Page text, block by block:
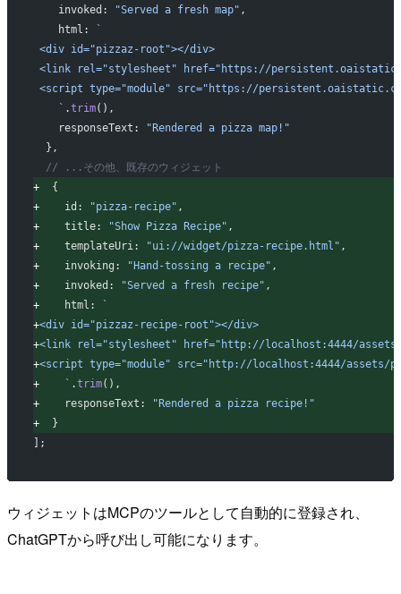
   invoked:
"Served a fresh map" ,
   html:
`
<div id="pizzaz-root"></div>
<link rel="stylesheet" href="https://
<script type="module" src="https://
   `
.trim(),
   responseText:
"Rendered a pizza map!"
},
// ...その他、既存のウィジェット
+
  {
+
    id:
"pizza-recipe" ,
+
    title:
"Show Pizza Recipe" ,
+
    templateUri:
"ui://widget/pizza-recipe.html" ,
+
    invoking:
"Hand-tossing a recipe" ,
+
    invoked:
"Served a fresh recipe" ,
+
    html:
`
+<div id="pizzaz-recipe-root"></div>
+<link rel="stylesheet" href="http://localhost:4444/assets/
+<script type="module" src="http://localhost:4444/assets/
+
    `
.trim(),
+
    responseText:
"Rendered a pizza recipe!"
+
  }
];
ウィジェットはMCPのツールとして自動的に登録され、
ChatGPTから呼び出し可能になります。